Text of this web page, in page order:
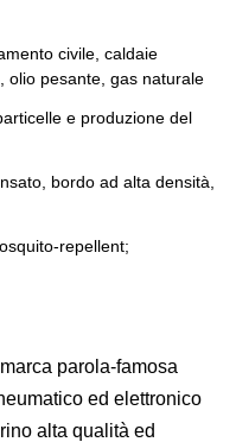
civile, caldaie
olio pesante, gas naturale
e produzione del
bordo ad alta densità,
repellent;
parola-famosa
ed elettronico
alta qualità ed